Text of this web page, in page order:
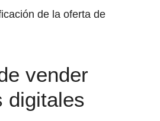
de la oferta de
vender
digitales